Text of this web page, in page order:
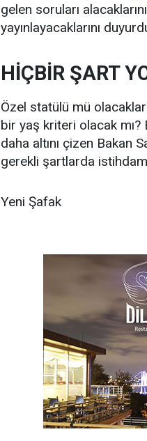
gelen soruları
yayınlayacaklarını
HİÇBİR ŞART
Özel statülü mü
bir yaş kriteri olacak mı?
daha altını çizen Bakan
gerekli şartlarda
Yeni Şafak